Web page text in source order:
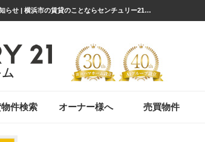
【京急鶴見徒歩５分の人気物件募集中！！】【2020-07-26更新】お知らせ | 横浜市の賃貸のことならセンチュリー21ヨコハマホーム
件検索 オーナー様へ 売買物件